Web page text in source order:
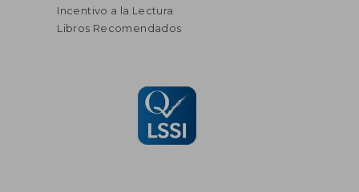
Incentivo a la Lectura
Libros Recomendados